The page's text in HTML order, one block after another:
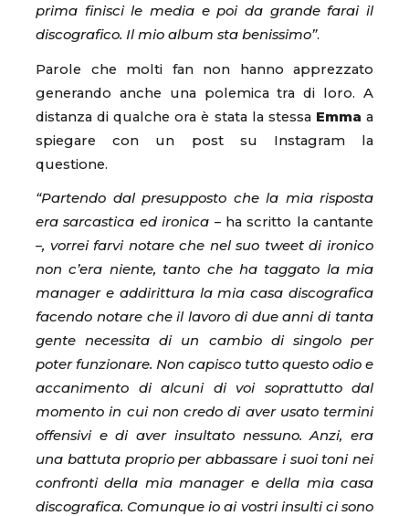
prima finisci le media e poi da grande farai il
discografico. Il mio album sta benissimo”.
Parole che molti fan non hanno apprezzato
generando anche una polemica tra di loro. A
distanza di qualche ora è stata la stessa Emma a
spiegare con un post su Instagram la
questione.
“Partendo dal presupposto che la mia risposta
era sarcastica ed ironica – ha scritto la cantante
–, vorrei farvi notare che nel suo tweet di ironico
non c’era niente, tanto che ha taggato la mia
manager e addirittura la mia casa discografica
facendo notare che il lavoro di due anni di tanta
gente necessita di un cambio di singolo per
poter funzionare. Non capisco tutto questo odio e
accanimento di alcuni di voi soprattutto dal
momento in cui non credo di aver usato termini
offensivi e di aver insultato nessuno. Anzi, era
una battuta proprio per abbassare i suoi toni nei
confronti della mia manager e della mia casa
discografica. Comunque io ai vostri insulti ci sono